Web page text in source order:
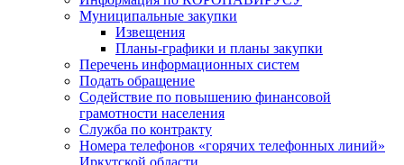
Муниципальные закупки
Извещения
Планы-графики и планы закупки
Перечень информационных систем
Подать обращение
Содействие по повышению финансовой
грамотности населения
Служба по контракту
Номера телефонов «горячих телефонных линий»
Иркутской области